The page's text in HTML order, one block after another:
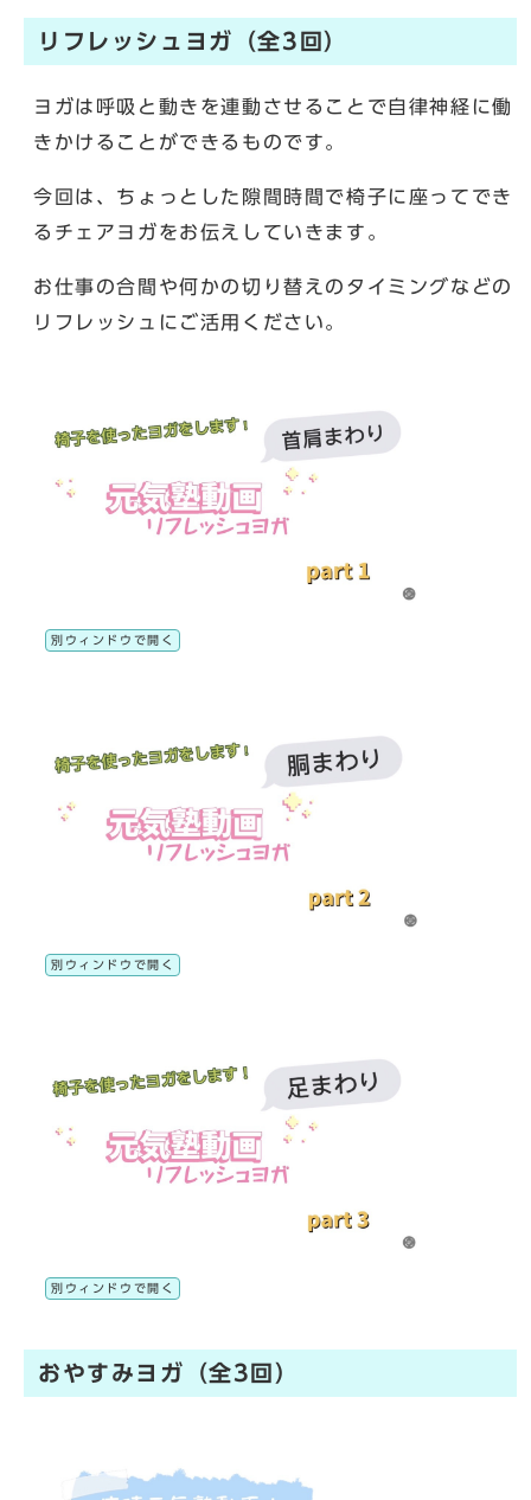
リフレッシュヨガ（全3回）
ヨガは呼吸と動きを連動させることで自律神経に働
きかけることができるものです。
今回は、ちょっとした隙間時間で椅子に座ってでき
るチェアヨガをお伝えしていきます。
お仕事の合間や何かの切り替えのタイミングなどの
リフレッシュにご活用ください。
別ウィンドウで開く
別ウィンドウで開く
別ウィンドウで開く
おやすみヨガ（全3回）